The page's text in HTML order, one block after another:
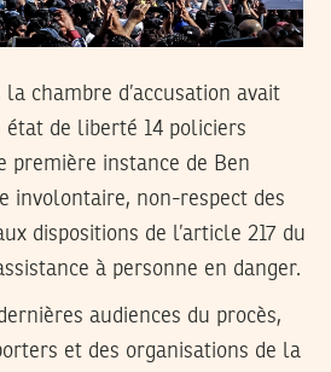
la chambre d’accusation avait
état de liberté 14 policiers
première instance de Ben
involontaire, non-respect des
dispositions de l’article 217 du
à personne en danger.
audiences du procès,
et des organisations de la